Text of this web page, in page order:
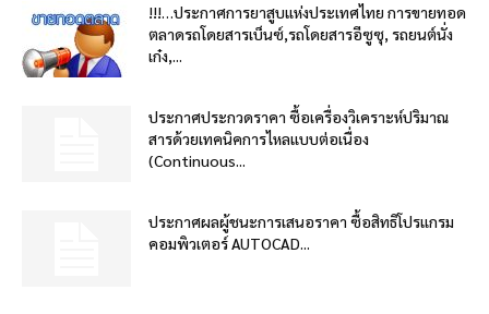
!!!…ประกาศการยาสูบแห่งประเทศไทย การขายทอด
ตลาดรถโดยสารเบ็นซ์,รถโดยสารอีซูซุ, รถยนต์นั่ง
เก๋ง,...
ประกาศประกวดราคา ซื้อเครื่องวิเคราะห์ปริมาณ
สารด้วยเทคนิคการไหลแบบต่อเนื่อง
(Continuous...
ประกาศผลผู้ชนะการเสนอราคา ซื้อสิทธิโปรแกรม
คอมพิวเตอร์ AUTOCAD...